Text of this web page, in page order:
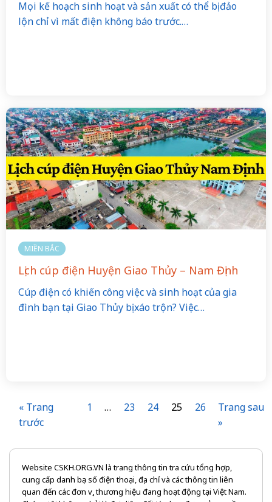
Mọi kế hoạch sinh hoạt và sản xuất có thể bị đảo
lộn chỉ vì mất điện không báo trước.…
MIỀN BẮC
Lịch cúp điện Huyện Giao Thủy – Nam Định
Cúp điện có khiến công việc và sinh hoạt của gia
đình bạn tại Giao Thủy bị xáo trộn? Việc…
« Trang
trước
1 … 23 24 25 26
Trang sau
»
Website CSKH.ORG.VN là trang thông tin tra cứu tổng hợp,
cung cấp danh bạ số điện thoại, địa chỉ và các thông tin liên
quan đến các đơn vị, thương hiệu đang hoạt động tại Việt Nam.